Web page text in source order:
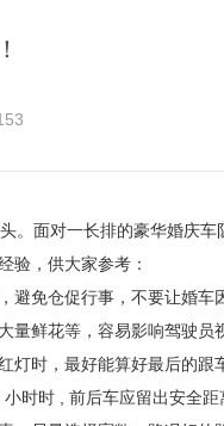
面对一长排的豪华婚庆
验，供大家参考：
免仓促行事，不要让婚车
鲜花等，容易影响驾驶员
时，最好能算好最后的跟
时 , 前后车应留出安全距